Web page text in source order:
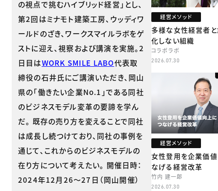
の視点で挑むハイブリッド経営」とし、
第2回はミナモト建築工房、ウッディワ
ールドのざき、ワークスマイルラボをゲ
ストに迎え、視察および講演を実施。2
日目はWORK SMILE LABO代表取
締役の石井氏にご講演いただき、岡山
県の「働きたい企業No.1」である同社
のビジネスモデル変革の要諦を学ん
だ。 既存の売り方を変えることで同社
は成長し続つけており、同社の事例を
通じて、これからのビジネスモデルの
在り方について考えたい。 開催日時：
2024年12月26～27日（岡山開催）
経営メソッド
多様な女性経営者
化しない組織
コラボラボ
2026.07.30
経営メソッド
女性登用を企業価
なげる経営改革
竹内 建一郎
2026.07.30